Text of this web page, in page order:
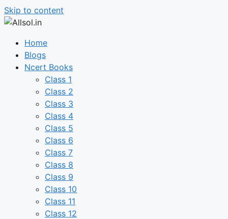
Skip to content
Home
Blogs
Ncert Books
Class 1
Class 2
Class 3
Class 4
Class 5
Class 6
Class 7
Class 8
Class 9
Class 10
Class 11
Class 12